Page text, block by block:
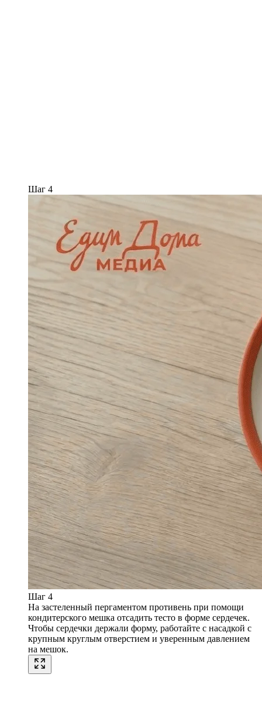
Шаг 4
Шаг 4
На застеленный пергаментом противень при помощи
кондитерского мешка отсадить тесто в форме сердечек.
Чтобы сердечки держали форму, работайте с насадкой с
крупным круглым отверстием и уверенным давлением
на мешок.